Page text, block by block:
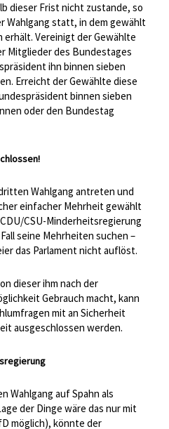
dieser Frist nicht zustande, so
Wahlgang statt, in dem gewählt
Vereinigt der Gewählte
Mitglieder des Bundestages
ihn binnen sieben
Erreicht der Gewählte diese
binnen sieben
oder den Bundestag
Wahlgang antreten und
einfacher Mehrheit gewählt
CSU-Minderheitsregierung
seine Mehrheiten suchen –
das Parlament nicht auflöst.
dieser ihm nach der
Gebrauch macht, kann
mit an Sicherheit
ausgeschlossen werden.
Wahlgang auf Spahn als
der Dinge wäre das nur mit
möglich), könnte der